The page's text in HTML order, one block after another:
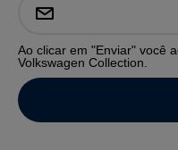
Ao clicar em "Enviar" você
Volkswagen Collection.